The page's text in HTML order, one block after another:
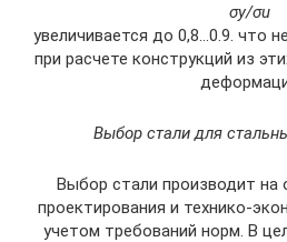
σy/σu
увеличивается до 0,8…0.9. что
при расчете конструкций из
Выбор стали для
Выбор стали производит на
проектирования и технико-
учетом требований норм. В